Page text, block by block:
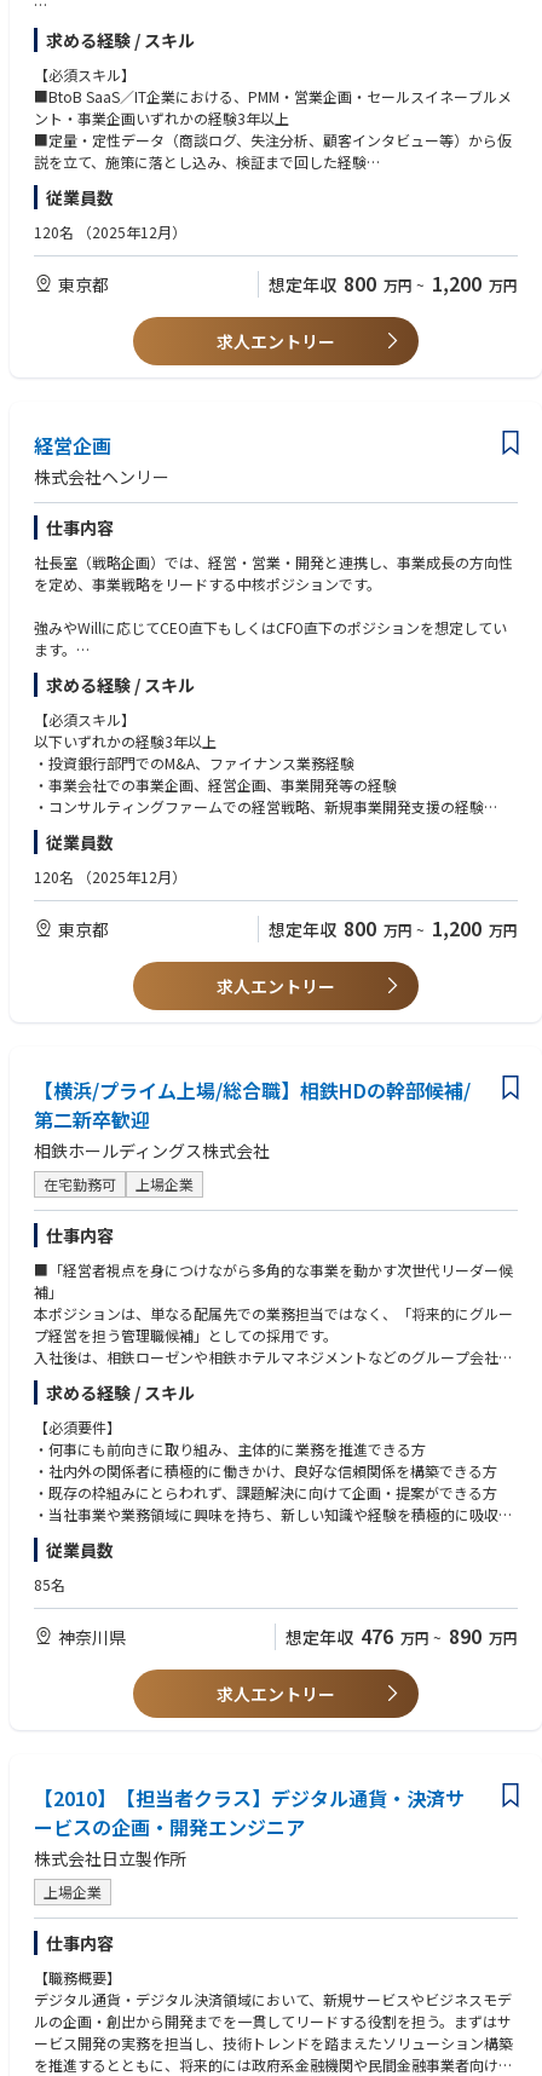
◆戦略・計画
・事業計画の策定（経営陣・事業企画との協働）
・プロダクトのトップライン向上のための戦略立案（セグメント・プライ
シング・GTM）
・マーケティング → インサイドセールス → フィールドセールス → カス
タマーサクセスまでのカスタマージャーニーマップの設計
・アライアンス（医療系ディーラー、コンサルティングファーム等）や他
◆商談ストーリー・コンテンツ開発
・ジャーニーに沿った商談ストーリーの策定と仮説検証（必要に応じて自
ら商談の現場に立つことも歓迎します）
・病院の意思決定構造（理事長／院長／事務長／現場部門）に応じた提案
◆分析・インサイト
・競合プロダクト（既存大手電カルベンダー、新興クラウド勢）のリサー
チ
・診療報酬改定・医療DX政策動向の商談ストーリーへの反映
◆プロダクト連携
ック
・新機能リリース時のGTM設計（訴求メッセージ、セールスイネーブルメ
※ 上記はあくまで現時点で想定している業務の例です。事業フェーズに応
じて、トップライン向上に効くことであれば領域を問わず取り組んでいた
だきます。
求める経験 / スキル
【必須スキル】
■BtoB SaaS／IT企業における、PMM・営業企画・セールスイネーブルメ
ント・事業企画いずれかの経験3年以上
■定量・定性データ（商談ログ、失注分析、顧客インタビュー等）から仮
説を立て、施策に落とし込み、検証まで回した経験
【歓迎スキル】
■医療・ヘルスケア業界（病院向けシステム、医療機器、製薬等）での事
■会社の事業のPL責任を持ち、戦略設計から実行までリードし事業をグロ
ースさせた経験
■検討期間が長く、複数ステークホルダーが関与する高単価商材のGTM経
マーケティング（リード獲得、ウェビナー、コンテンツ）とセールスの両
【こんな人と働きたい】
■「自分がやらないと誰もやらない」環境を楽しめる、圧倒的な当事者意
識を持つ方
■戦略を描くだけでなく、スクリプトや資料といった現場の武器まで自ら
手を動かして作れる方
■答えのない問いに対し、現場（商談・顧客インタビュー）に出て一次情
報を取りに行ける方
■医療という社会インフラの課題解決に、長期目線でコミットしたい方
職種の境界にこだわらず、マーケ・セールス・CS・プロダクトを横断して
動ける方
従業員数
120名 （2025年12月）
東京都 想定年収 800 万円 ~ 1,200 万円
求人エントリー
経営企画
株式会社ヘンリー
仕事内容
社長室（戦略企画）では、経営・営業・開発と連携し、事業成長の方向性
を定め、事業戦略をリードする中核ポジションです。
強みやWillに応じてCEO直下もしくはCFO直下のポジションを想定してい
ます。
【具体的な業務内容】
◆代表・経営陣および事業部門（営業・開発）と協働して、全社／事業戦
略の立案
◆事業戦略に基づく戦術設計および実行支援
◆事業KPIの設計、および事業データを活用した事業運営体制の構築
◆政策・顧客・市場・競合分析からの定量・定性インサイト抽出、それを
◆提案資料、営業資料、プレゼン資料の企画・整備
◆各部署を横断したプロジェクト推進（営業、開発、CSなど）
◆日本の病院DX市場は SAM 約1兆円規模で、今後10年で最も大きな産業
◆AIによる医療提供体制そのものの再発明を目指し、病院経営を根本から
支える◆ソリューションを自ら設計、提案できる
ポジション
求める経験 / スキル
【必須スキル】
以下いずれかの経験3年以上
・投資銀行部門でのM&A、ファイナンス業務経験
・事業会社での事業企画、経営企画、事業開発等の経験
・コンサルティングファームでの経営戦略、新規事業開発支援の経験
・高いコミュニケーション能力と社内外の関係者と円滑に連携できる能力
【歓迎スキル】
・医療業界に関する知識または関心
・急成長するスタートアップでの勤務経験
【こんな人と働きたい】
・病院の経営改革を通じて、持続可能な医療の未来を作りたい方
従業員数
120名 （2025年12月）
東京都 想定年収 800 万円 ~ 1,200 万円
求人エントリー
【横浜/プライム上場/総合職】相鉄HDの幹部候補/
第二新卒歓迎
相鉄ホールディングス株式会社
在宅勤務可 上場企業
仕事内容
■「経営者視点を身につけながら多角的な事業を動かす次世代リーダー候
補」
本ポジションは、単なる配属先での業務担当ではなく、「将来的にグルー
プ経営を担う管理職候補」としての採用です。
入社後は、相鉄ローゼンや相鉄ホテルマネジメントなどのグループ会社へ
在籍出向し、店舗運営や事業運営を通じて、顧客接点や事業の収益構造を
現場から理解していただきます。
その後は、経営企画、人事、経理などのコーポレート部門や、各事業会社
における事業戦略立案、新規事業開発、DX推進など、より経営に近いポジ
ションへキャリアを広げていただきます。
■具体的な業務
・新規事業の立ち上げ
・経理や人事や財務等、バックオフィス業務
・ DX.ICT 業務関連
■将来的なキャリアパス
・持株会社の経営企画・事業戦略担当
求める経験 / スキル
【必須要件】
・何事にも前向きに取り組み、主体的に業務を推進できる方
・社内外の関係者に積極的に働きかけ、良好な信頼関係を構築できる方
・既存の枠組みにとらわれず、課題解決に向けて企画・提案ができる方
・当社事業や業務領域に興味を持ち、新しい知識や経験を積極的に吸収で
きる方
【歓迎要件】
・法人・個人問わず営業経験
・人事・総務・経理など管理部門での業務経験
・店舗運営や組織マネジメントの経験
・DX推進やICT関連業務の経験
・PR、広報、マーケティング業務の経験
異業種・異業界出身のメンバーも多数活躍しています。これまでの経験を
活かしながら、新たな領域へ挑戦したい方を歓迎します。経験以上に、前
向きな姿勢や周囲を巻き込む力、課題解決に向けた企画力を重視した採用
を行っています。
従業員数
85名
神奈川県 想定年収 476 万円 ~ 890 万円
求人エントリー
【2010】【担当者クラス】デジタル通貨・決済サ
ービスの企画・開発エンジニア
株式会社日立製作所
上場企業
仕事内容
【職務概要】
デジタル通貨・デジタル決済領域において、新規サービスやビジネスモデ
ルの企画・創出から開発までを一貫してリードする役割を担う。まずはサ
ービス開発の実務を担当し、技術トレンドを踏まえたソリューション構築
を推進するとともに、将来的には政府系金融機関や民間金融事業者向けの